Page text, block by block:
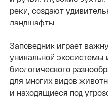
реки, создают
ландшафты.
Заповедник играет
уникальной экосистемы
биологического
для многих видов
и находящиеся под